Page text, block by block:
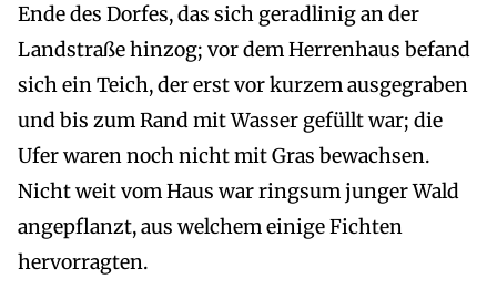
Ende des Dorfes, das sich geradlinig an der
Landstraße hinzog; vor dem Herrenhaus befand
sich ein Teich, der erst vor kurzem ausgegraben
und bis zum Rand mit Wasser gefüllt war; die
Ufer waren noch nicht mit Gras bewachsen.
Nicht weit vom Haus war ringsum junger Wald
angepflanzt, aus welchem einige Fichten
hervorragten.